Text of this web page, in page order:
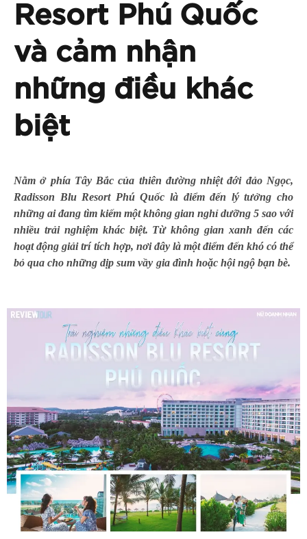
Resort Phú Quốc
và cảm nhận
những điều khác
biệt
Nằm ở phía Tây Bắc của thiên đường nhiệt đới đảo Ngọc,
Radisson Blu Resort Phú Quốc là điểm đến lý tưởng cho
những ai đang tìm kiếm một không gian nghỉ dưỡng 5 sao với
nhiều trải nghiệm khác biệt. Từ không gian xanh đến các
hoạt động giải trí tích hợp, nơi đây là một điểm đến khó có thể
bỏ qua cho những dịp sum vầy gia đình hoặc hội ngộ bạn bè.